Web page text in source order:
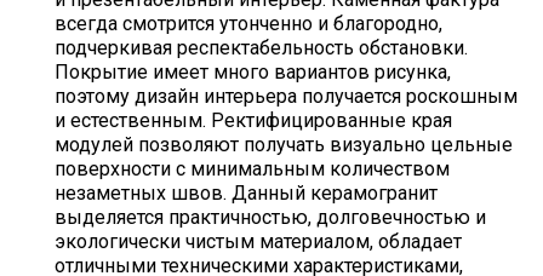
всегда смотрится утонченно и благородно,
подчеркивая респектабельность обстановки.
Покрытие имеет много вариантов рисунка,
поэтому дизайн интерьера получается роскошным
и естественным. Ректифицированные края
модулей позволяют получать визуально цельные
поверхности с минимальным количеством
незаметных швов. Данный керамогранит
выделяется практичностью, долговечностью и
экологически чистым материалом, обладает
отличными техническими характеристиками,